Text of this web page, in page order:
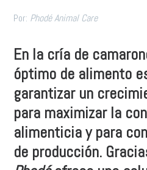
Por: Phodé Animal Care
En la cría de
óptimo de alimento
garantizar un
para maximizar la
alimenticia y para
de producción.